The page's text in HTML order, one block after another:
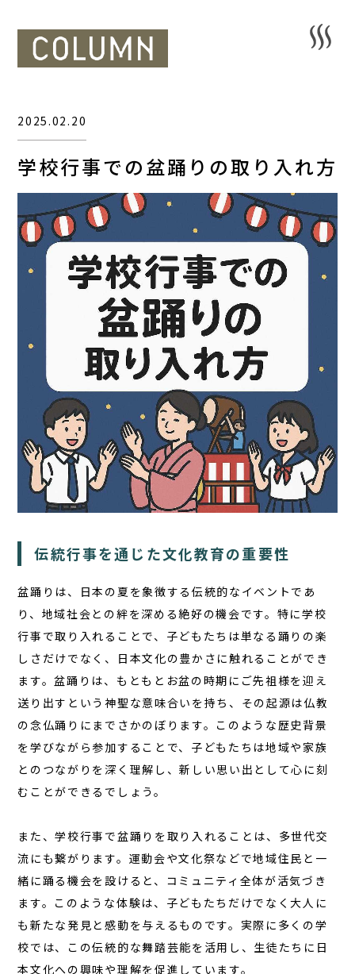
TOP
宿泊
アクティビティ
１日の過ごし方
FAQ
コラム
お知らせ
お問い合わせ
EN
0287-73-5333 （9:30～20:00）
学校行事での盆踊りの取り入れ方
2025.02.20
伝統行事を通じた文化教育の重要性
盆踊りは、日本の夏を象徴する伝統的なイベントであ
り、 地域社会との絆を深める絶好の機会です。特に学校
行事で取り入れることで、子どもたちは単なる踊りの楽
しさだけでなく、日本文化の豊かさに触れることができ
ます。盆踊りは、もともとお盆の時期にご先祖様を迎え
送り出すという神聖な意味合いを持ち、その起源は仏教
の念仏踊りにまでさかのぼります。このような歴史背景
を学びながら参加することで、子どもたちは地域や家族
とのつながりを深く理解し、新しい思い出として心に刻
むことができるでしょう。
また、学校行事で盆踊りを取り入れることは、多世代交
流にも繋がります。運動会や文化祭などで地域住民と一
緒に踊る機会を設けると、コミュニティ全体が活気づき
ます。このような体験は、子どもたちだけでなく大人に
も新たな発見と感動を与えるものです。実際に多くの学
校では、この伝統的な舞踏芸能を活用し、生徒たちに日
本文化への興味や理解を促進しています。